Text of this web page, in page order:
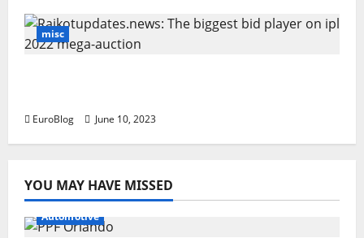
nmisc
EuroBlog June 10, 2023
YOU MAY HAVE MISSED
Automotive